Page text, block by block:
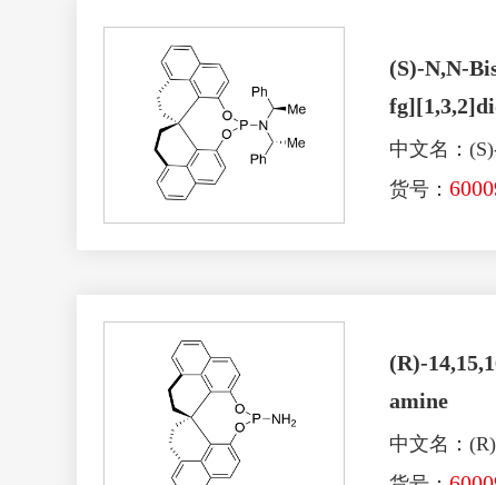
(S)-N,N-
中文名：
货号：
(R)-
amine
中文名：